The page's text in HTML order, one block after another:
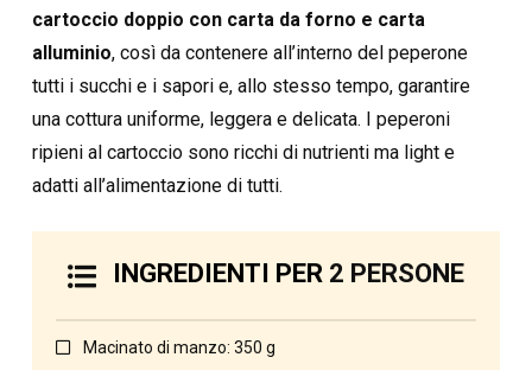
cartoccio doppio con carta da forno e carta
alluminio, così da contenere all’interno del peperone
tutti i succhi e i sapori e, allo stesso tempo, garantire
una cottura uniforme, leggera e delicata. I peperoni
ripieni al cartoccio sono ricchi di nutrienti ma light e
adatti all’alimentazione di tutti.
INGREDIENTI PER 2 PERSONE
Macinato di manzo: 350 g